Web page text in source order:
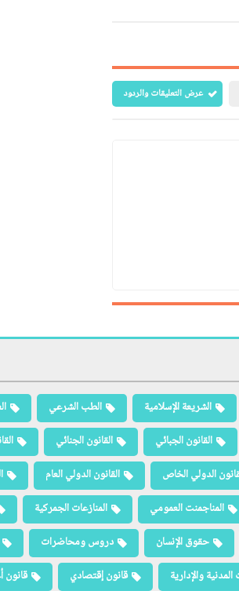
عرض التعليقات والردود
الشريعة الإسلامية الطب الشرعي
القانون الجبائي القانون الجنائي
الدولي الخاص القانون الدولي العام
المناجمنت العمومي المنازعات الجمركية
حقوق الإنسان دروس ومحاضرات
والإدارية قانون إقتصادي
قانون